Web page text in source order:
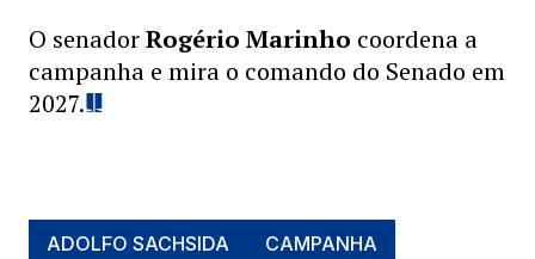
O senadorRogério Marinho coordena a
campanha e mira o comando do Senado em
2027.
ADOLFO SACHSIDA
CAMPANHA